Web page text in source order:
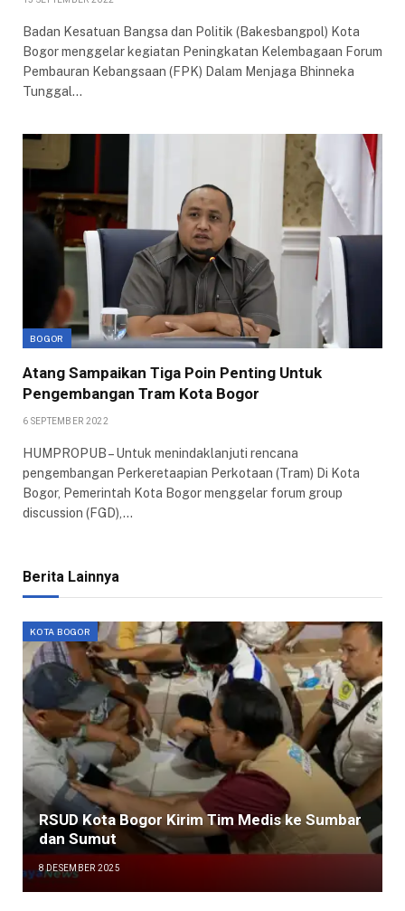
Badan Kesatuan Bangsa dan Politik (Bakesbangpol) Kota
Bogor menggelar kegiatan Peningkatan Kelembagaan Forum
Pembauran Kebangsaan (FPK) Dalam Menjaga Bhinneka
Tunggal…
BOGOR
Atang Sampaikan Tiga Poin Penting Untuk
Pengembangan Tram Kota Bogor
6 SEPTEMBER 2022
HUMPROPUB – Untuk menindaklanjuti rencana
pengembangan Perkeretaapian Perkotaan (Tram) Di Kota
Bogor, Pemerintah Kota Bogor menggelar forum group
discussion (FGD),…
Berita Lainnya
KOTA BOGOR
RSUD Kota Bogor Kirim Tim Medis ke Sumbar
dan Sumut
8 DESEMBER 2025